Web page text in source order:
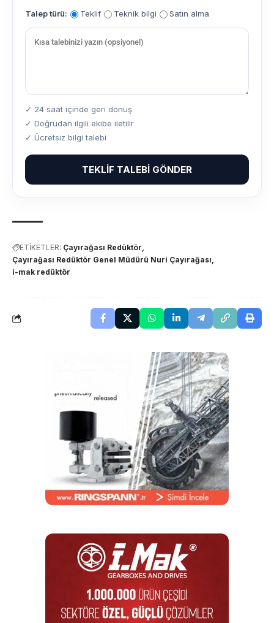
Talep türü: Teklif Teknik bilgi Satın alma
✓ 24 saat içinde geri dönüş
✓ Doğrudan ilgili ekibe iletilir
✓ Ücretsiz bilgi talebi
TEKLIF TALEBI GÖNDER
ETİKETLER: Çayırağası Redüktör
Çayırağası Redüktör Genel Müdürü Nuri Çayırağası
i-mak redüktör